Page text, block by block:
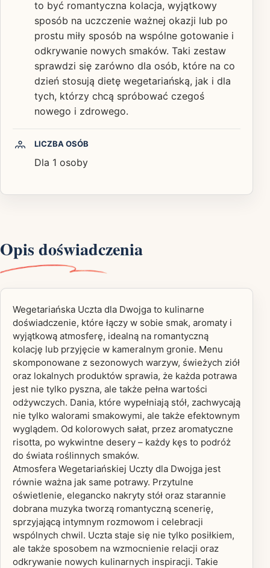
to być romantyczna kolacja, wyjątkowy
sposób na uczczenie ważnej okazji lub po
prostu miły sposób na wspólne gotowanie i
odkrywanie nowych smaków. Taki zestaw
sprawdzi się zarówno dla osób, które na co
dzień stosują dietę wegetariańską, jak i dla
tych, którzy chcą spróbować czegoś
nowego i zdrowego.
LICZBA OSÓB
Dla 1 osoby
Opis doświadczenia
Wegetariańska Uczta dla Dwojga to kulinarne
doświadczenie, które łączy w sobie smak, aromaty i
wyjątkową atmosferę, idealną na romantyczną
kolację lub przyjęcie w kameralnym gronie. Menu
skomponowane z sezonowych warzyw, świeżych ziół
oraz lokalnych produktów sprawia, że każda potrawa
jest nie tylko pyszna, ale także pełna wartości
odżywczych. Dania, które wypełniają stół, zachwycają
nie tylko walorami smakowymi, ale także efektownym
wyglądem. Od kolorowych sałat, przez aromatyczne
risotta, po wykwintne desery – każdy kęs to podróż
do świata roślinnych smaków.
Atmosfera Wegetariańskiej Uczty dla Dwojga jest
równie ważna jak same potrawy. Przytulne
oświetlenie, elegancko nakryty stół oraz starannie
dobrana muzyka tworzą romantyczną scenerię,
sprzyjającą intymnym rozmowom i celebracji
wspólnych chwil. Uczta staje się nie tylko posiłkiem,
ale także sposobem na wzmocnienie relacji oraz
odkrywanie nowych kulinarnych inspiracji. Takie